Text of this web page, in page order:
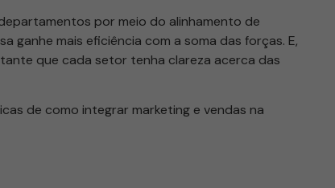
por meio do alinhamento de
ganhe mais eficiência com a soma das forças. E,
que cada setor tenha clareza acerca das
de como integrar marketing e vendas na